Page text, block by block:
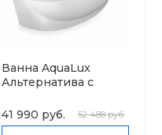
Ванна AquaLux
Альтернатива с
41 990 руб.
52 488 руб.